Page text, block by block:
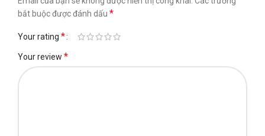
bắt buộc được đánh dấu *
Your rating *
Your review *